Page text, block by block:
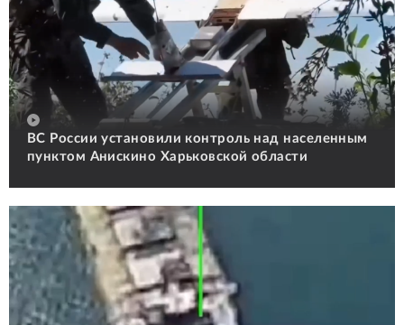
ВС России установили контроль над населенным
пунктом Анискино Харьковской области